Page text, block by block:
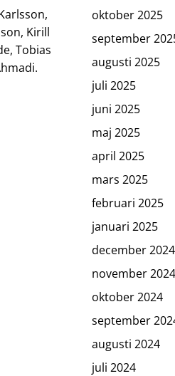
Kirill
Tobias
oktober 2025
september
augusti 2025
juli 2025
juni 2025
maj 2025
april 2025
mars 2025
februari 2025
januari 2025
december 2024
november 2024
oktober 2024
september
augusti 2024
juli 2024